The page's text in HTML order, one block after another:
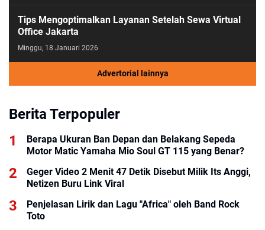
Tips Mengoptimalkan Layanan Setelah Sewa Virtual
Office Jakarta
Minggu, 18 Januari 2026
Advertorial lainnya
Berita Terpopuler
Berapa Ukuran Ban Depan dan Belakang Sepeda
Motor Matic Yamaha Mio Soul GT 115 yang Benar?
Geger Video 2 Menit 47 Detik Disebut Milik Its Anggi,
Netizen Buru Link Viral
Penjelasan Lirik dan Lagu "Africa" oleh Band Rock
Toto